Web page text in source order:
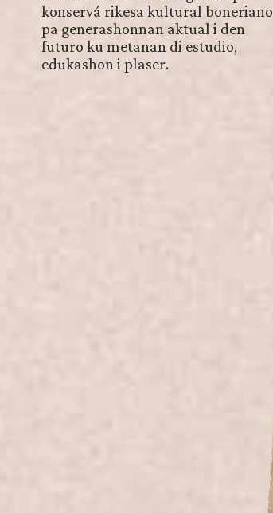
konservá rikesa kultural boneriano
pa generashonnan aktual i den
futuro ku metanan di estudio,
edukashon i plaser.